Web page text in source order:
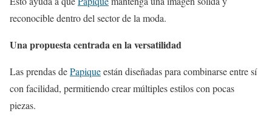
reconocible dentro del sector de la moda.
Una propuesta centrada en la versatilidad
Las prendas dePapiqueestán diseñadas para combinarse entre sí
con facilidad, permitiendo crear múltiples estilos con pocas
piezas.